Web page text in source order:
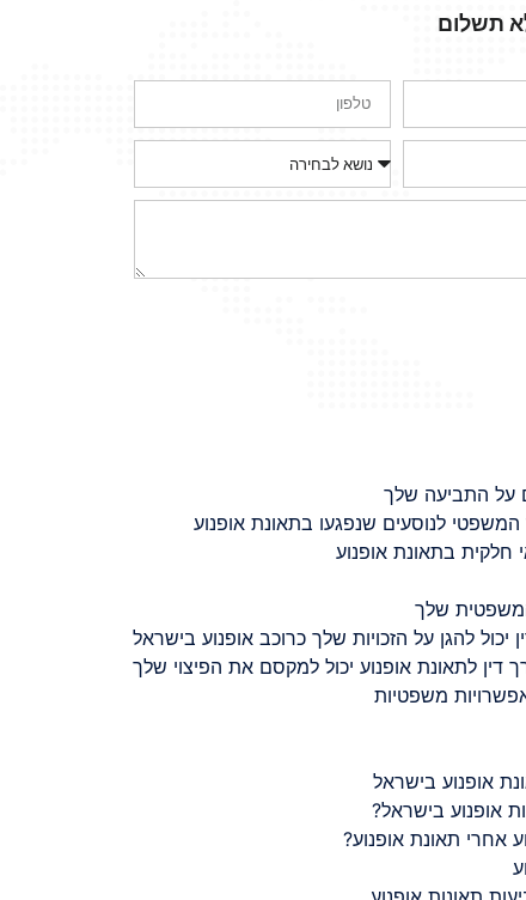
תשלום
על התביעה שלך
לנוסעים שנפגעו בתאונת אופנוע
בתאונת אופנוע
שלך
יכול להגן על הזכויות שלך כרוכב אופנוע בישראל
דין לתאונת אופנוע יכול למקסם את הפיצוי שלך
משפטיות
אופנוע בישראל
אופנוע בישראל?
אחרי תאונת אופנוע?